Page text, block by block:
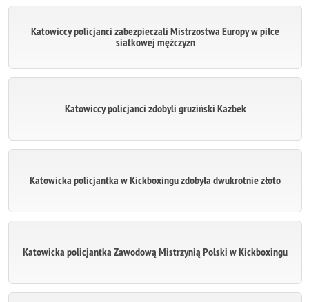
Katowiccy policjanci zabezpieczali Mistrzostwa Europy w piłce
siatkowej mężczyzn
Katowiccy policjanci zdobyli gruziński Kazbek
Katowicka policjantka w Kickboxingu zdobyła dwukrotnie złoto
Katowicka policjantka Zawodową Mistrzynią Polski w Kickboxingu